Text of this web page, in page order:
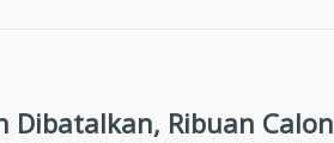
Dibatalkan, Ribuan Calon